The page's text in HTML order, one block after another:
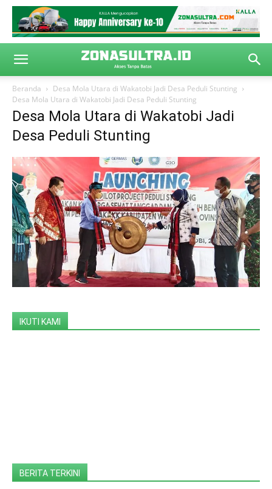
Beranda
Desa Mola Utara di Wakatobi Jadi Desa Peduli Stunting
Desa Mola Utara di Wakatobi Jadi Desa Peduli Stunting
Desa Mola Utara di Wakatobi Jadi
Desa Peduli Stunting
IKUTI KAMI
BERITA TERKINI